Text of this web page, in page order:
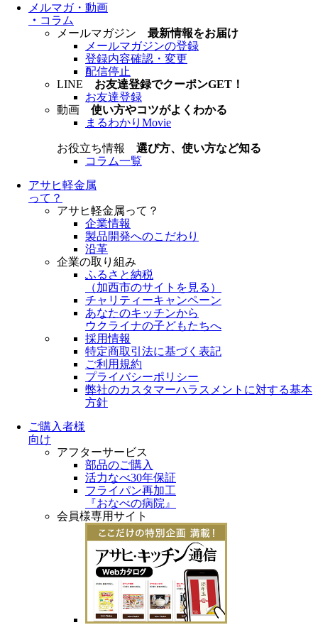
メルマガ・動画
・ コラム
メールマガジン 最新情報をお届け
メールマガジンの登録
登録内容確認・変更
配信停止
LINE お友達登録でクーポンGET！
お友達登録
動画 使い方やコツがよくわかる
まるわかりMovie
お役立ち情報 選び方、使い方など知る
コラム一覧
アサヒ軽金属
って？
アサヒ軽金属って？
企業情報
製品開発へのこだわり
沿革
企業の取り組み
ふるさと納税
（加西市のサイトを見る ）
チャリティーキャンペーン
あなたのキッチンから
ウクライナの子どもたちへ
採用情報
特定商取引法に基づく表記
ご利用規約
プライバシーポリシー
弊社のカスタマーハラスメントに対する基本
方針
ご購入者様
向け
アフターサービス
部品のご購入
活力なべ30年保証
フライパン再加工
『おなべの病院』
会員様専用サイト